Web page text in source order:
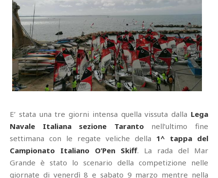
E’ stata una tre giorni intensa quella vissuta dalla Lega
Navale Italiana sezione Taranto nell’ultimo fine
settimana con le regate veliche della 1^ tappa del
Campionato Italiano O’Pen Skiff. La rada del Mar
Grande è stato lo scenario della competizione nelle
giornate di venerdì 8 e sabato 9 marzo mentre nella